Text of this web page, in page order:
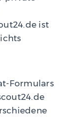
ist
Formulars